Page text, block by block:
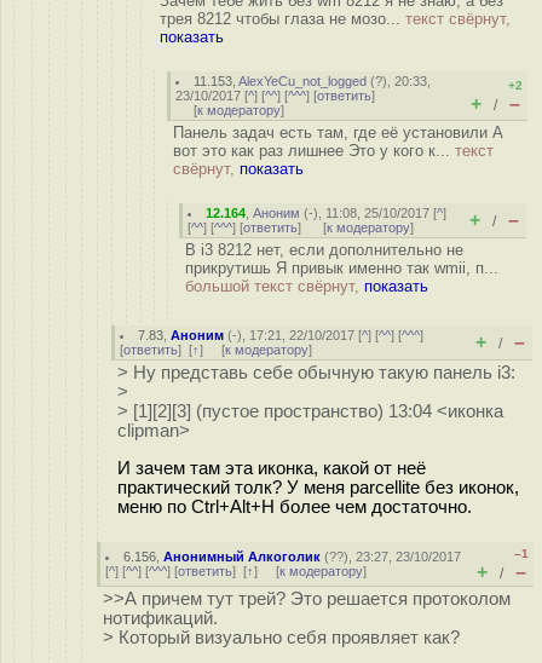
трея 8212 чтобы глаза не мозо... текст свёрнут,
показать
11.153 ,AlexYeCu_not_logged (?), 20:33,
23/10/2017 [^] [^^] [^^^] [ответить]
[к модератору]
+2
+ / –
Панель задач есть там, где её установили А
вот это как раз лишнее Это у кого к... текст
свёрнут, показать
12.164 ,Аноним (-), 11:08, 25/10/2017 [^]
[^^] [^^^] [ответить] [к модератору] + / –
В i3 8212 нет, если дополнительно не
прикрутишь Я привык именно так wmii, п...
большой текст свёрнут, показать
7.83 ,Аноним (-), 17:21, 22/10/2017 [^] [^^] [^^^]
[ответить] [↑] [к модератору] + / –
> Ну представь себе обычную такую панель i3:
>
> [1][2][3] (пустое пространство) 13:04 <иконка
clipman>
И зачем там эта иконка, какой от неё
практический толк? У меня parcellite без иконок,
меню по Ctrl+Alt+H более чем достаточно.
6.156 ,Анонимный Алкоголик (??), 23:27, 23/10/2017
[^] [^^] [^^^] [ответить] [↑] [к модератору]
–1
+ / –
>>А причем тут трей? Это решается протоколом
нотификаций.
> Который визуально себя проявляет как?